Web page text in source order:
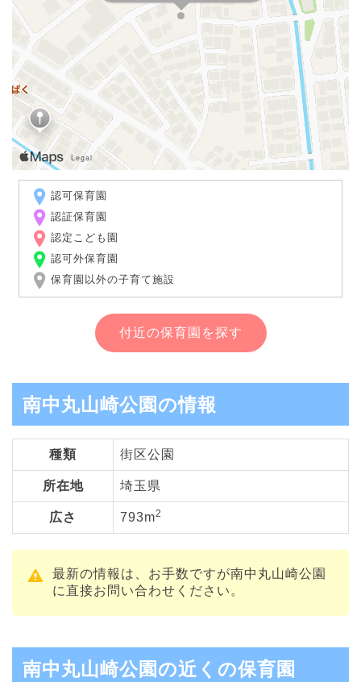
認可保育園
認証保育園
認定こども園
認可外保育園
保育園以外の子育て施設
付近の保育園を探す
南中丸山崎公園の情報
種類 街区公園
所在地 埼玉県
広さ 793m2
最新の情報は、お手数ですが南中丸山崎公園
に直接お問い合わせください。
南中丸山崎公園の近くの保育園